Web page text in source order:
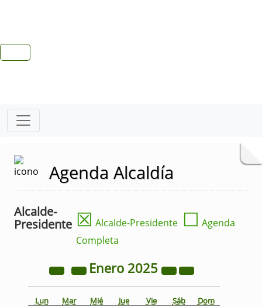
Agenda Alcaldía
Alcalde-
Presidente ☒ Alcalde-Presidente ☐ Agenda
Completa
Enero 2025
Lun Mar Mié Jue Vie Sáb Dom